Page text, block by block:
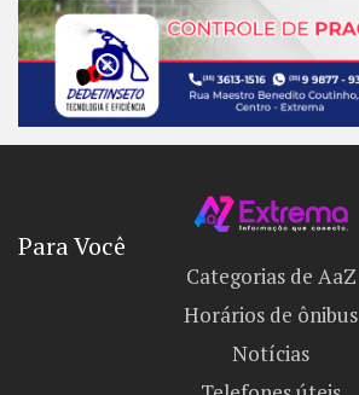
Para Você
Categorias de AaZ
Horários de ônibus
Notícias